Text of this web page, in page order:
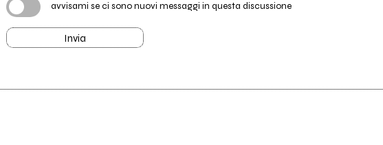
avvisami se ci sono nuovi messaggi in questa discussione
Invia